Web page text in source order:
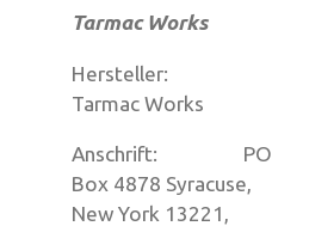
Tarmac Works
Hersteller:
Tarmac Works
Anschrift: PO
Box 4878 Syracuse,
New York 13221,